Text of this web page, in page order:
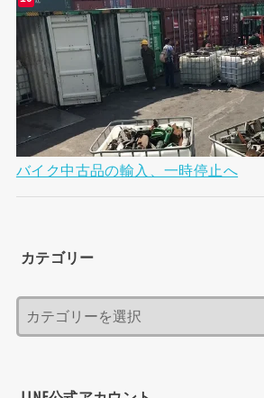
バイク中古品の輸入、一時停止へ
カテゴリー